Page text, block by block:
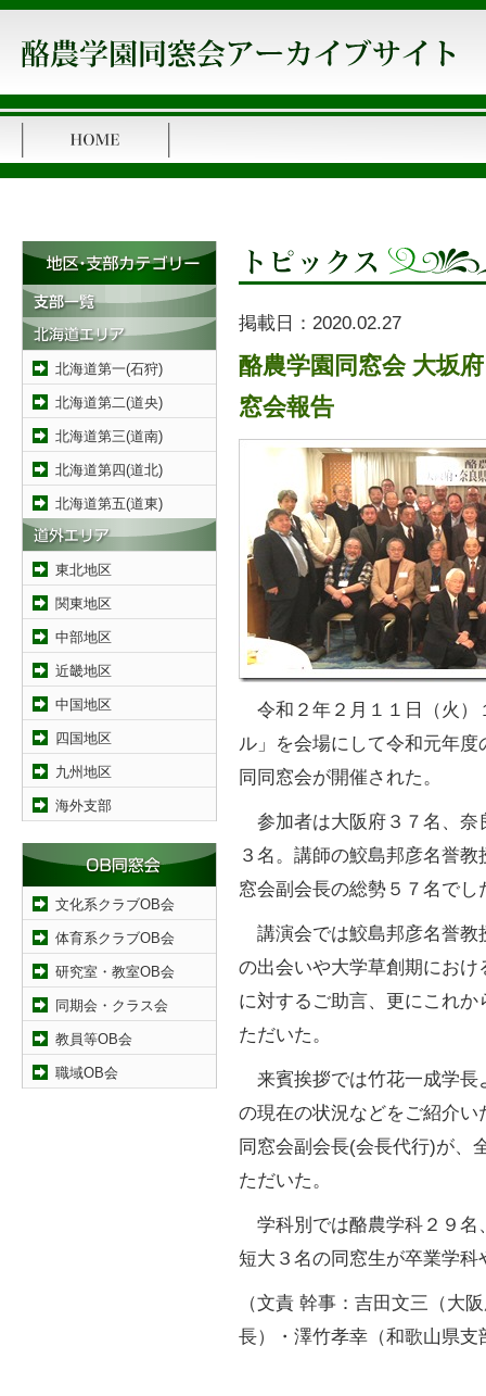
北海道第一(石狩)
北海道第二(道央)
北海道第三(道南)
北海道第四(道北)
北海道第五(道東)
東北地区
関東地区
中部地区
近畿地区
中国地区
四国地区
九州地区
海外支部
文化系クラブOB会
体育系クラブOB会
研究室・教室OB会
同期会・クラス会
教員等OB会
職域OB会
掲載日： 2020.02.27
酪農学園同窓会 大坂
窓会報告
令和２年２月１１日（火）
ル」を会場にして令和元年
同同窓会が開催された。
参加者は大阪府３７名、奈
３名。講師の鮫島邦彦名誉
窓会副会長の総勢５７名でし
講演会では鮫島邦彦名誉教
の出会いや大学草創期にお
に対するご助言、更にこれ
ただいた。
来賓挨拶では竹花一成学長
の現在の状況などをご紹介
同窓会副会長(会長代行)が、
ただいた。
学科別では酪農学科２９名
短大３名の同窓生が卒業学
（文責 幹事：吉田文三（大
長）・澤竹孝幸（和歌山県支